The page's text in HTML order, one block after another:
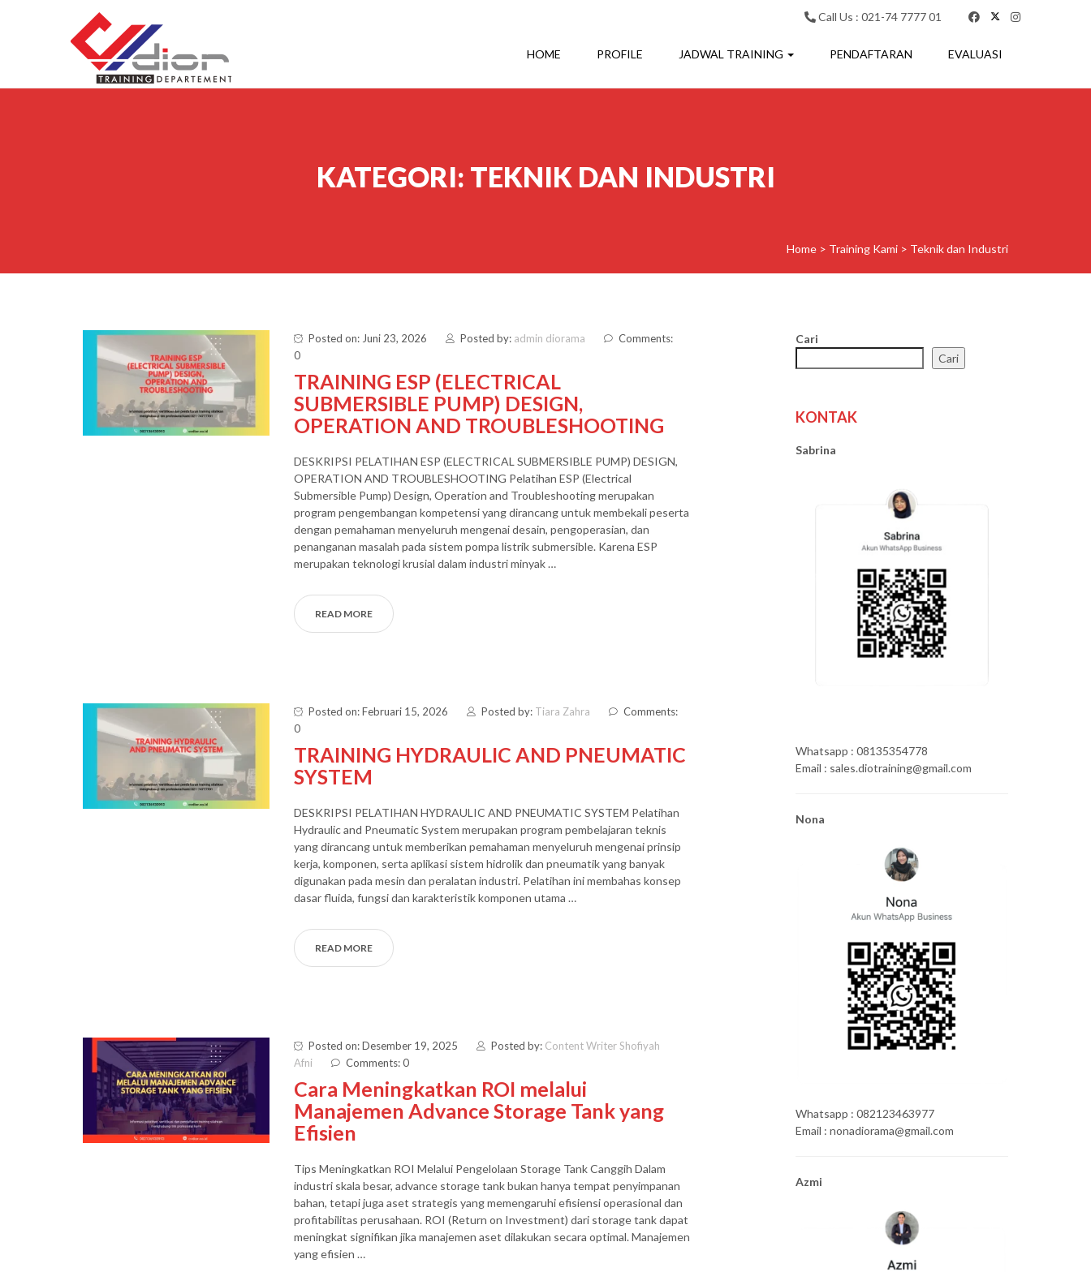
Call Us : 021-74 7777 01
HOME PROFILE JADWAL TRAINING PENDAFTARAN EVALUASI
KATEGORI: TEKNIK DAN INDUSTRI
Home > Training Kami > Teknik dan Industri
Posted on: Juni 23, 2026 Posted by: admin diorama
Comments:
0
TRAINING ESP (ELECTRICAL
SUBMERSIBLE PUMP) DESIGN,
OPERATION AND TROUBLESHOOTING
DESKRIPSI PELATIHAN ESP (ELECTRICAL SUBMERSIBLE PUMP) DESIGN,
OPERATION AND TROUBLESHOOTING Pelatihan ESP (Electrical
Submersible Pump) Design, Operation and Troubleshooting merupakan
program pengembangan kompetensi yang dirancang untuk membekali peserta
dengan pemahaman menyeluruh mengenai desain, pengoperasian, dan
penanganan masalah pada sistem pompa listrik submersible. Karena ESP
merupakan teknologi krusial dalam industri minyak …
READ MORE
Posted on: Februari 15, 2026 Posted by: Tiara Zahra
Comments:
0
TRAINING HYDRAULIC AND PNEUMATIC
SYSTEM
DESKRIPSI PELATIHAN HYDRAULIC AND PNEUMATIC SYSTEM Pelatihan
Hydraulic and Pneumatic System merupakan program pembelajaran teknis
yang dirancang untuk memberikan pemahaman menyeluruh mengenai prinsip
kerja, komponen, serta aplikasi sistem hidrolik dan pneumatik yang banyak
digunakan pada mesin dan peralatan industri. Pelatihan ini membahas konsep
dasar fluida, fungsi dan karakteristik komponen utama …
READ MORE
Posted on: Desember 19, 2025 Posted by: Content Writer Shofiyah
Afni
Comments: 0
Cara Meningkatkan ROI melalui
Manajemen Advance Storage Tank yang
Efisien
Tips Meningkatkan ROI Melalui Pengelolaan Storage Tank Canggih Dalam
industri skala besar, advance storage tank bukan hanya tempat penyimpanan
bahan, tetapi juga aset strategis yang memengaruhi efisiensi operasional dan
profitabilitas perusahaan. ROI (Return on Investment) dari storage tank dapat
meningkat signifikan jika manajemen aset dilakukan secara optimal. Manajemen
yang efisien …
Cari
Cari
KONTAK
Sabrina
Whatsapp : 08135354778
Email : sales.diotraining@gmail.com
Nona
Whatsapp : 082123463977
Email : nonadiorama@gmail.com
Azmi